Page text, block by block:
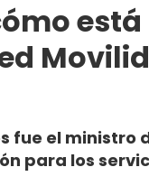
está
fue el ministro
para los